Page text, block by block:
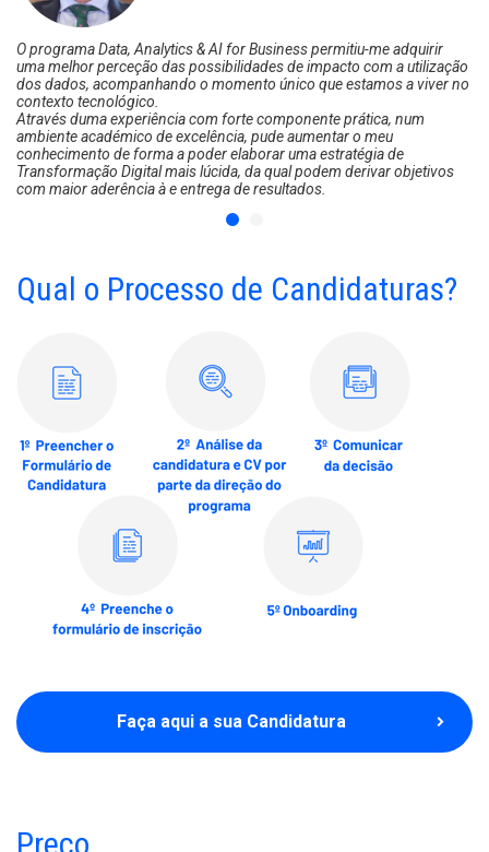
O programa Data, Analytics & AI for Business permitiu-me adquirir
uma melhor perceção das possibilidades de impacto com a utilização
dos dados, acompanhando o momento único que estamos a viver no
contexto tecnológico.
Através duma experiência com forte componente prática, num
ambiente académico de excelência, pude aumentar o meu
conhecimento de forma a poder elaborar uma estratégia de
Transformação Digital mais lúcida, da qual podem derivar objetivos
com maior aderência à e entrega de resultados.
Qual o Processo de Candidaturas?
Faça aqui a sua Candidatura
Preço